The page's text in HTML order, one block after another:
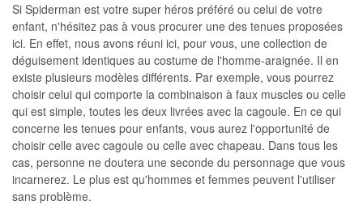
Si Spiderman est votre super héros préféré ou celui de votre
enfant, n'hésitez pas à vous procurer une des tenues proposées
ici. En effet, nous avons réuni ici, pour vous, une collection de
déguisement identiques au costume de l'homme-araignée. Il en
existe plusieurs modèles différents. Par exemple, vous pourrez
choisir celui qui comporte la combinaison à faux muscles ou celle
qui est simple, toutes les deux livrées avec la cagoule. En ce qui
concerne les tenues pour enfants, vous aurez l'opportunité de
choisir celle avec cagoule ou celle avec chapeau. Dans tous les
cas, personne ne doutera une seconde du personnage que vous
incarnerez. Le plus est qu'hommes et femmes peuvent l'utiliser
sans problème.